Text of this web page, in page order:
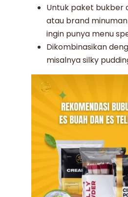
Untuk paket bukber
atau brand
ingin punya menu
Dikombinasikan
misalnya silky